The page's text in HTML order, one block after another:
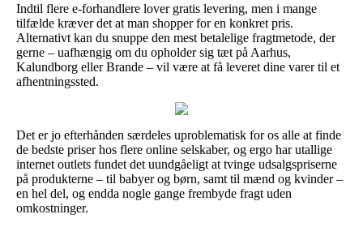
Indtil flere e-forhandlere lover gratis levering, men i mange
tilfælde kræver det at man shopper for en konkret pris.
Alternativt kan du snuppe den mest betalelige fragtmetode, der
gerne – uafhængig om du opholder sig tæt på Aarhus,
Kalundborg eller Brande – vil være at få leveret dine varer til et
afhentningssted.
Det er jo efterhånden særdeles uproblematisk for os alle at finde
de bedste priser hos flere online selskaber, og ergo har utallige
internet outlets fundet det uundgåeligt at tvinge udsalgspriserne
på produkterne – til babyer og børn, samt til mænd og kvinder –
en hel del, og endda nogle gange frembyde fragt uden
omkostninger.